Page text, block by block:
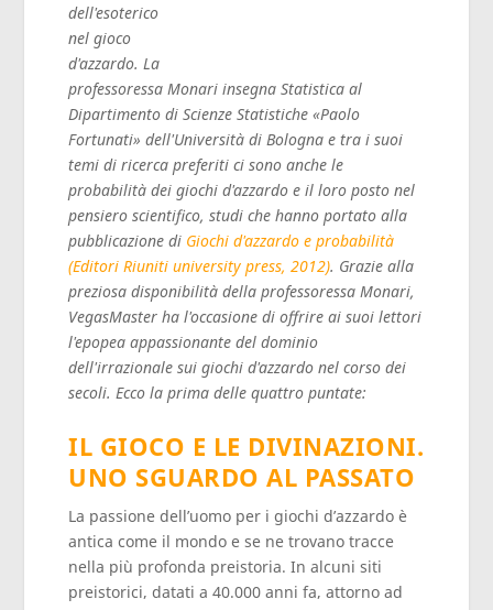
dell'esoterico
nel gioco
d'azzardo.La
professoressa Monari insegna Statistica al
Dipartimento di Scienze Statistiche «Paolo
Fortunati» dell'Università di Bologna e tra i suoi
temi di ricerca preferiti ci sono anche le
probabilità dei giochi d'azzardo e il loro posto nel
pensiero scientifico, studi che hanno portato alla
pubblicazione di Giochi d'azzardo e probabilità
(Editori Riuniti university press, 2012). Grazie alla
preziosa disponibilità della professoressa Monari,
VegasMaster ha l'occasione di offrire ai suoi lettori
l'epopea appassionante del dominio
dell'irrazionale sui giochi d'azzardo nel corso dei
secoli. Ecco la prima delle quattro puntate:
IL GIOCO E LE DIVINAZIONI.
UNO SGUARDO AL PASSATO
La passione dell’uomo per i giochi d’azzardo è
antica come il mondo e se ne trovano tracce
nella più profonda preistoria. In alcuni siti
preistorici, datati a 40.000 anni fa, attorno ad